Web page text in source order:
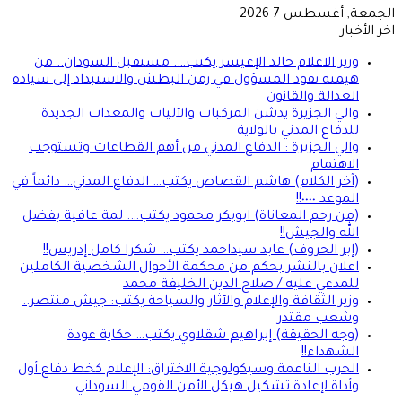
الجمعة, أغسطس 7 2026
اخر الأخبار
وزير الاعلام خالد الإعيسر يكتب…. مستقبل السودان.. من
هيمنة نفوذ المسؤول في زمن البطش والاستبداد إلى سيادة
العدالة والقانون
والي الجزيرة يدشن المركبات والآليات والمعدات الجديدة
للدفاع المدني بالولاية
والي الجزيرة : الدفاع المدني من أهم القطاعات وتستوجب
الاهتمام
(آخر الكلام) هاشم القصاص يكتب… الدفاع المدني… دائماً في
الموعد ٠٠٠٠!!
(من رحم المعاناة) ابوبكر محمود يكتب…. لمة عافية بفضل
الله والجيش!!
(إبر الحروف) عابد سيداحمد يكتب… شكرا كامل إدريس!!
اعلان بالنشر بحكم من محكمة الأحوال الشخصية الكاملين
للمدعي عليه / صلاح الدين الخليفة محمد
وزير الثقافة والإعلام والآثار والسياحة يكتب: جيش منتصر..
وشعب مقتدر
(وجه الحقيقة) إبراهيم شقلاوي يكتب… حكاية عودة
الشهداء!!
الحرب الناعمة وسيكولوجية الاختراق: الإعلام كخط دفاع أول
وأداة لإعادة تشكيل هيكل الأمن القومي السوداني